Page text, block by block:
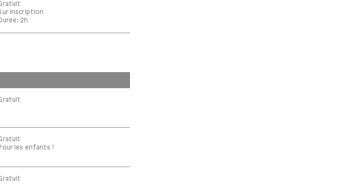
inscription
2h
les enfants !